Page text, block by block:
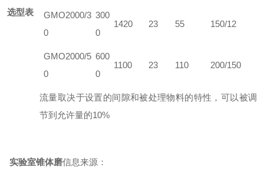
选型表
GMO2000/3
0
300
0
1420 23 55 150/12
GMO2000/5
0
600
0
1100 23 110 200/150
流量取决于设置的间隙和被处理物料的特性，可以被调
节到允许量的10%
实验室锥体磨信息来源：